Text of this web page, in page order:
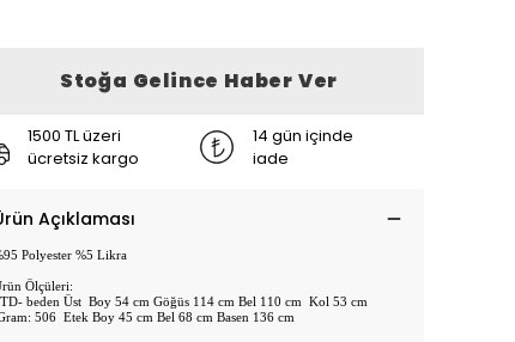
Stoğa Gelince Haber Ver
1500 TL üzeri
ücretsiz kargo
14 gün içinde
iade
Açıklaması
Polyester %5 Likra
Ölçüleri:
beden Üst Boy 54 cm Göğüs 114 cm Bel 110 cm Kol 53 cm
506 Etek Boy 45 cm Bel 68 cm Basen 136 cm